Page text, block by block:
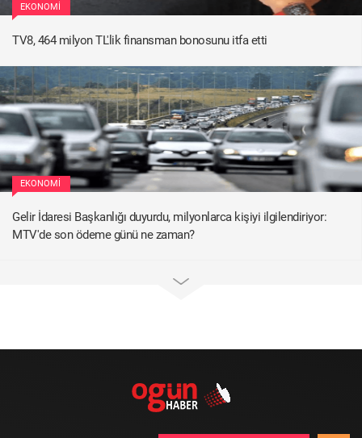
EKONOMI
TV8, 464 milyon TL'lik finansman bonosunu itfa etti
EKONOMI
Gelir İdaresi Başkanlığı duyurdu, milyonlarca kişiyi ilgilendiriyor:
MTV'de son ödeme günü ne zaman?